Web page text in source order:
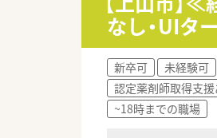
＼ 本
★患者
★地元
★居心
★様々
なし・UIタ
新卒可 未経験可
認定薬剤師取得支援
~18時までの職場